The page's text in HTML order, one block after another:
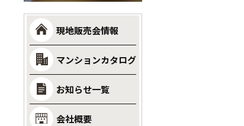
現地販売会情報
マンションカタログ
お知らせ一覧
会社概要